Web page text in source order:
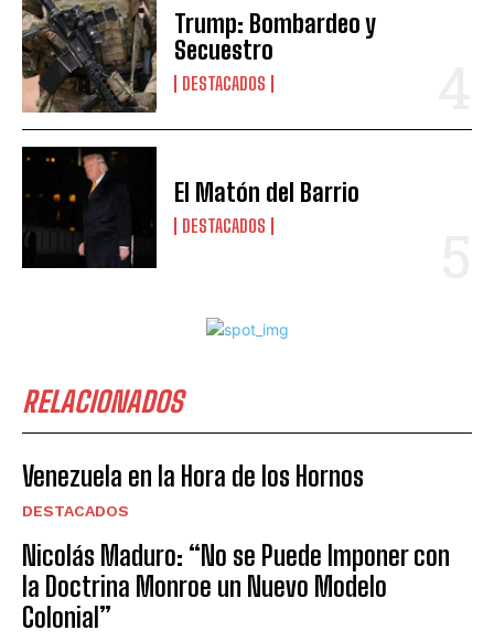
Trump: Bombardeo y
Secuestro
DESTACADOS
El Matón del Barrio
DESTACADOS
RELACIONADOS
Venezuela en la Hora de los Hornos
DESTACADOS
Nicolás Maduro: “No se Puede Imponer con
la Doctrina Monroe un Nuevo Modelo
Colonial”